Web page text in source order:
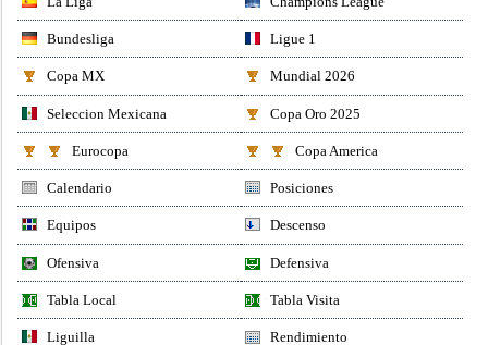
Bundesliga Ligue 1
Copa MX Mundial 2026
Seleccion Mexicana Copa Oro 2025
Eurocopa Copa America
Calendario Posiciones
Equipos Descenso
Ofensiva Defensiva
Tabla Local Tabla Visita
Liguilla Rendimiento